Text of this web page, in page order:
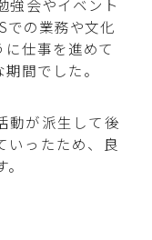
強会やイベント
での業務や文化
仕事を進めて
間でした。
動が派生して後
いったため、良